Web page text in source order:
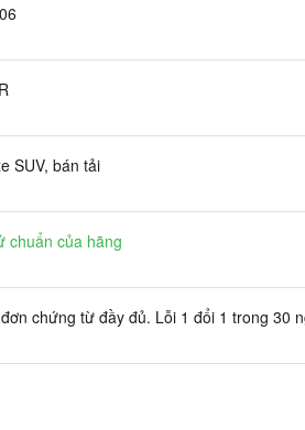
R
SUV, bán tải
chuẩn của hãng
chứng từ đầy đủ. Lỗi 1 đổi 1 trong 30